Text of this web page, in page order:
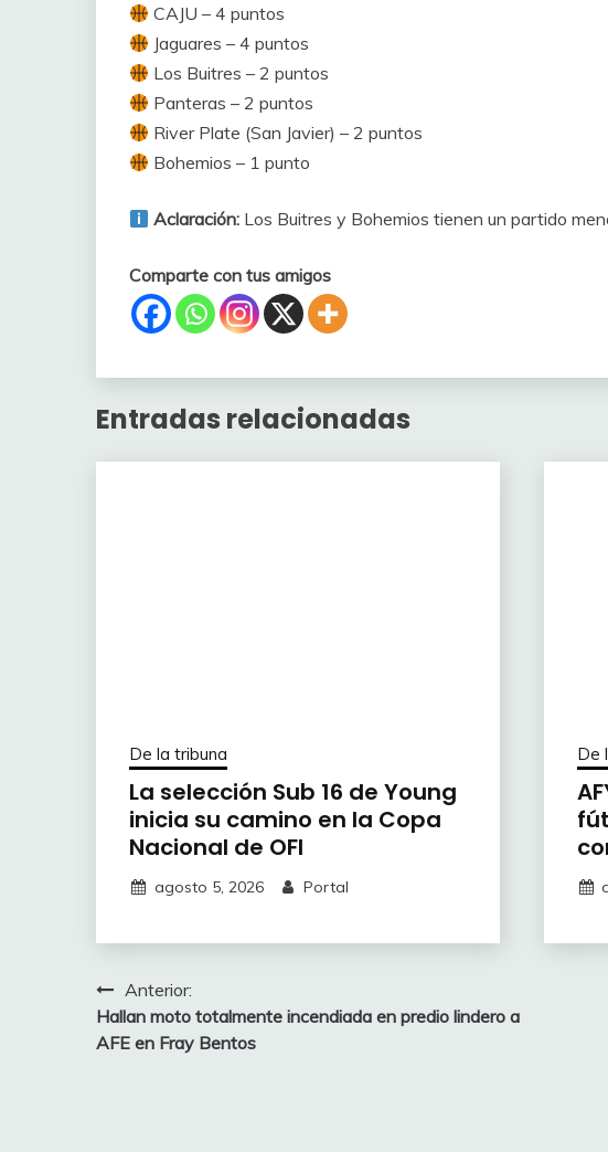
CAJU – 4 puntos
Jaguares – 4 puntos
Los Buitres – 2 puntos
Panteras – 2 puntos
River Plate (San Javier) – 2 puntos
Bohemios – 1 punto
Aclaración: Los Buitres y Bohemios tienen un partido
Comparte con tus amigos
Entradas relacionadas
De la tribuna
La selección Sub 16 de Young
inicia su camino en la Copa
Nacional de OFI
agosto 5, 2026 Portal
De
Navegación
de
Anterior:
Hallan moto totalmente incendiada en predio lindero a
AFE en Fray Bentos